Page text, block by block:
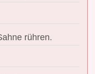
rühren.